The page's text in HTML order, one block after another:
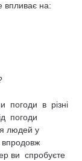
впливає на:
погоди в різні
погоди
людей у
впродовж
ви спробуєте